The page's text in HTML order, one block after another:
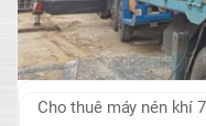
Cho thuê máy nén khí